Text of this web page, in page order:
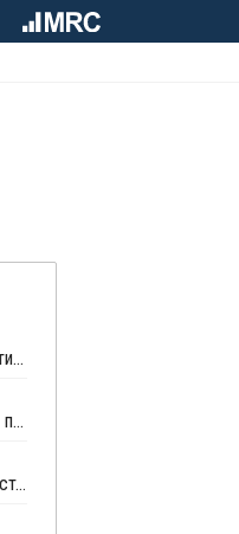
Удмуртский производитель вспененного полиэтилена нарастит выпуск на 15%
"Теплолюкс" открыл новую производственную площадку по выпуску инженерных систем
В Ростовской области планируют создать кластеры по углехимии и переработке полимеров